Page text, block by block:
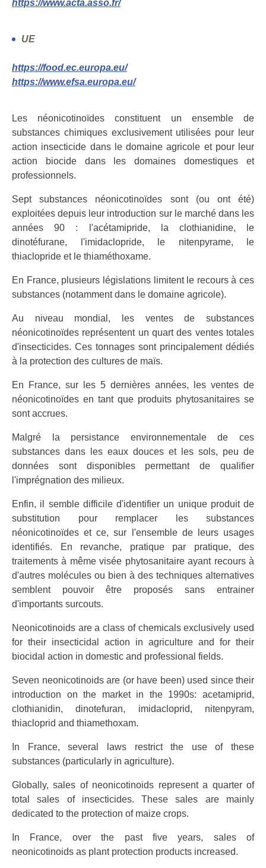
https://www.acta.asso.fr/
UE
https://food.ec.europa.eu/
https://www.efsa.europa.eu/
Les néonicotinoïdes constituent un ensemble de
substances chimiques exclusivement utilisées pour leur
action insecticide dans le domaine agricole et pour leur
action biocide dans les domaines domestiques et
professionnels.
Sept substances néonicotinoïdes sont (ou ont été)
exploitées depuis leur introduction sur le marché dans les
années 90 : l'acétamipride, la clothianidine, le
dinotéfurane, l'imidaclopride, le nitenpyrame, le
thiaclopride et le thiaméthoxame.
En France, plusieurs législations limitent le recours à ces
substances (notamment dans le domaine agricole).
Au niveau mondial, les ventes de substances
néonicotinoïdes représentent un quart des ventes totales
d'insecticides. Ces tonnages sont principalement dédiés
à la protection des cultures de maïs.
En France, sur les 5 dernières années, les ventes de
néonicotinoïdes en tant que produits phytosanitaires se
sont accrues.
Malgré la persistance environnementale de ces
substances dans les eaux douces et les sols, peu de
données sont disponibles permettant de qualifier
l'imprégnation des milieux.
Enfin, il semble difficile d'identifier un unique produit de
substitution pour remplacer les substances
néonicotinoïdes et ce, sur l'ensemble de leurs usages
identifiés. En revanche, pratique par pratique, des
traitements à même visée phytosanitaire ayant recours à
d'autres molécules ou bien à des techniques alternatives
semblent pouvoir être proposés sans entrainer
d'importants surcouts.
Neonicotinoids are a class of chemicals exclusively used
for their insecticidal action in agriculture and for their
biocidal action in domestic and professional fields.
Seven neonicotinoids are (or have been) used since their
introduction on the market in the 1990s: acetamiprid,
clothianidin, dinotefuran, imidacloprid, nitenpyram,
thiacloprid and thiamethoxam.
In France, several laws restrict the use of these
substances (particularly in agriculture).
Globally, sales of neonicotinoids represent a quarter of
total sales of insecticides. These sales are mainly
dedicated to the protection of maize crops.
In France, over the past five years, sales of
neonicotinoids as plant protection products increased.